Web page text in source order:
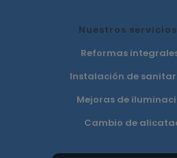
Nuestros
Reformas
Instalación de
Mejoras de
Cambio de